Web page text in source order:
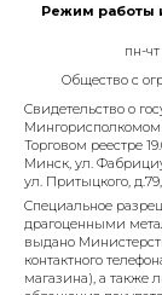
Режим работы
пн-чт
Общество с
Свидетельство о
Мингорисполкомом
Торговом реестре
Минск, ул.
ул. Притыцкого,
Специальное
драгоценными
выдано
контактного
магазина), а также